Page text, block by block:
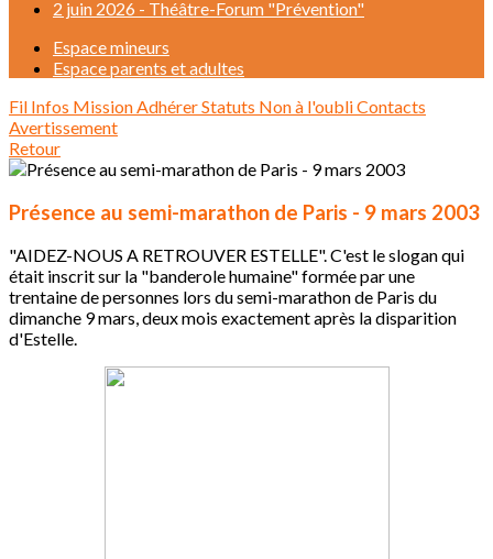
2 juin 2026 - Théâtre-Forum "Prévention"
Espace mineurs
Espace parents et adultes
Fil Infos MissionAdhérerStatuts Non à l'oubliContacts
Avertissement
Retour
Présence au semi-marathon de Paris - 9 mars 2003
"AIDEZ-NOUS A RETROUVER ESTELLE". C'est le slogan qui
était inscrit sur la "banderole humaine" formée par une
trentaine de personnes lors du semi-marathon de Paris du
dimanche 9 mars, deux mois exactement après la disparition
d'Estelle.